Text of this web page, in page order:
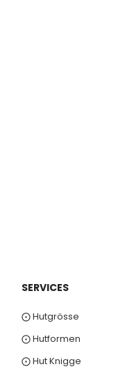
SERVICES
⨀ Hutgrösse
⨀ Hutformen
⨀ Hut Knigge